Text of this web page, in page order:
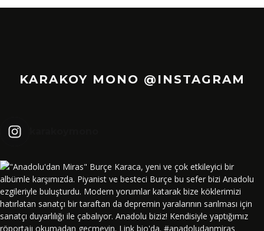
KARAKOY MONO @INSTAGRAM